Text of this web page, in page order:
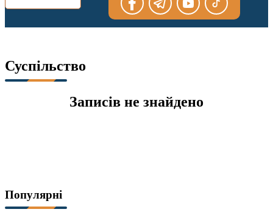
Суспільство
Записів не знайдено
Популярні